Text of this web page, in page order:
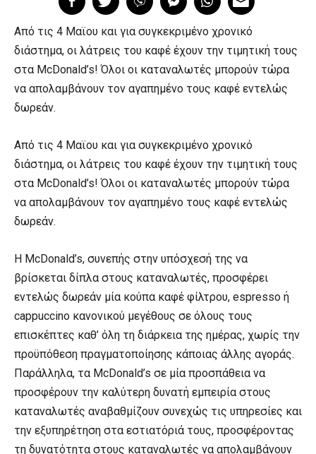
Από τις 4 Μαϊου και για συγκεκριμένο χρονικό
διάστημα, οι λάτρεις του καφέ έχουν την τιμητική τους
στα McDonald’s! Όλοι οι καταναλωτές μπορούν τώρα
να απολαμβάνουν τον αγαπημένο τους καφέ εντελώς
δωρεάν.
Από τις 4 Μαϊου και για συγκεκριμένο χρονικό
διάστημα, οι λάτρεις του καφέ έχουν την τιμητική τους
στα McDonald’s! Όλοι οι καταναλωτές μπορούν τώρα
να απολαμβάνουν τον αγαπημένο τους καφέ εντελώς
δωρεάν.
Η McDonald’s, συνεπής στην υπόσχεσή της να
βρίσκεται δίπλα στους καταναλωτές, προσφέρει
εντελώς δωρεάν μία κούπα καφέ φίλτρου, espresso ή
cappuccino κανονικού μεγέθους σε όλους τους
επισκέπτες καθ’ όλη τη διάρκεια της ημέρας, χωρίς την
προϋπόθεση πραγματοποίησης κάποιας άλλης αγοράς.
Παράλληλα, τα McDonald’s σε μία προσπάθεια να
προσφέρουν την καλύτερη δυνατή εμπειρία στους
καταναλωτές αναβαθμίζουν συνεχώς τις υπηρεσίες και
την εξυπηρέτηση στα εστιατόριά τους, προσφέροντας
τη δυνατότητα στους καταναλωτές να απολαμβάνουν